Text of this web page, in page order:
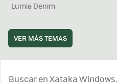
Lumia Denim
VER MÁS TEMAS